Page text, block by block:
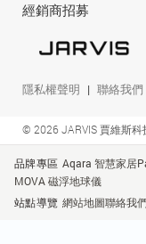
經銷商招募
隱私權聲明 聯絡我們
© 2026 JARVIS 賈維斯科
品牌專區 Aqara 智慧家居
MOVA 磁浮地球儀
站點導覽 網站地圖聯絡我